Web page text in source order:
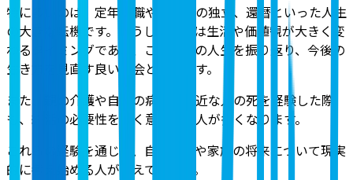
特に多いのは、定年退職や子どもの独立、還暦といった人生
の大きな転機です。こうした節目は生活や価値観が大きく変
わるタイミングであり、これまでの人生を振り返り、今後の
生き方を見直す良い機会となります。
また、親の介護や自身の病気、身近な人の死を経験した際
も、終活の必要性を強く意識する人が多くなります。
これらの経験を通じて、自分自身や家族の将来について現実
的に考え始める人が増えています。